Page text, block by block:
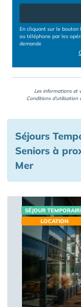
En cliquant sur le bouton
ou téléphone par les
demande
Les informations et
Conditions d'utilisation
Séjours
Seniors à
Mer
SÉJOUR
LOCATION